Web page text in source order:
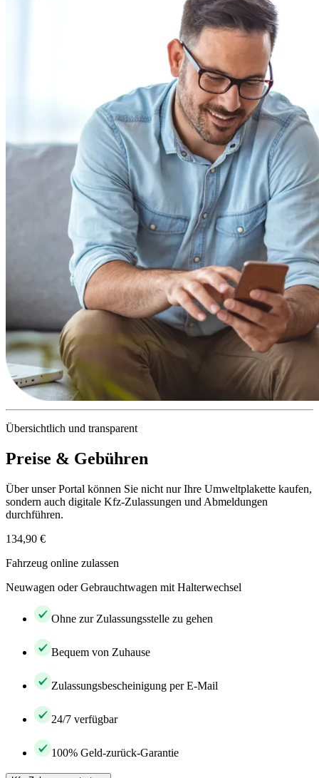
Übersichtlich und transparent
Preise & Gebühren
Über unser Portal können Sie nicht nur Ihre Umweltplakette kaufen,
sondern auch digitale Kfz-Zulassungen und Abmeldungen
durchführen.
134,90 €
Fahrzeug online zulassen
Neuwagen oder Gebrauchtwagen mit Halterwechsel
Ohne zur Zulassungsstelle zu gehen
Bequem von Zuhause
Zulassungsbescheinigung per E-Mail
24/7 verfügbar
100% Geld-zurück-Garantie